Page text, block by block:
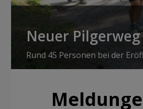
Neuer Pilgerweg
Rund 45 Personen bei der